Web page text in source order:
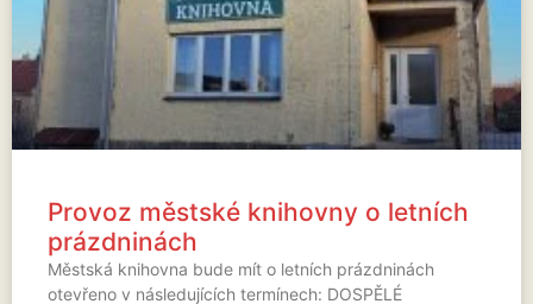
Provoz městské knihovny o letních
prázdninách
Městská knihovna bude mít o letních prázdninách
otevřeno v následujících termínech: DOSPĚLÉ